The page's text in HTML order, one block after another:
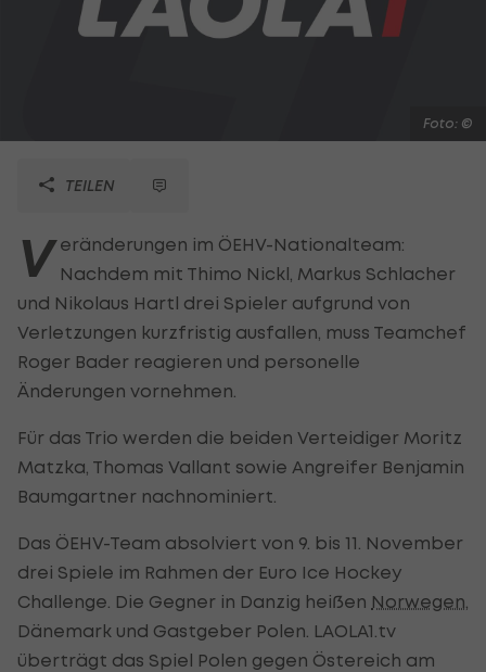
Foto: ©
TEILEN
V eränderungen im ÖEHV-Nationalteam:
Nachdem mit Thimo Nickl, Markus Schlacher
und Nikolaus Hartl drei Spieler aufgrund von
Verletzungen kurzfristig ausfallen, muss Teamchef
Roger Bader reagieren und personelle
Änderungen vornehmen.
Für das Trio werden die beiden Verteidiger Moritz
Matzka, Thomas Vallant sowie Angreifer Benjamin
Baumgartner nachnominiert.
Das ÖEHV-Team absolviert von 9. bis 11. November
drei Spiele im Rahmen der Euro Ice Hockey
Challenge. Die Gegner in Danzig heißen Norwegen
Dänemark und Gastgeber Polen. LAOLA1.tv
überträgt das Spiel Polen gegen Östereich am